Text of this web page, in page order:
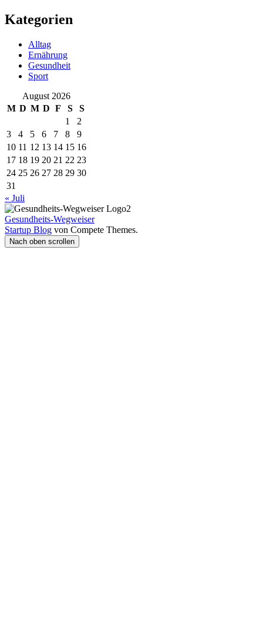
Kategorien
Alltag
Ernährung
Gesundheit
Sport
August 2026
M D M D F S
S
1
2
3
4 5 6 7 8
9
10 11 12 13 14 15 16
17 18 19 20 21 22 23
24 25 26 27 28 29 30
31
« Juli
Gesundheits-Wegweiser
Startup Blog von Compete Themes.
Nach oben scrollen